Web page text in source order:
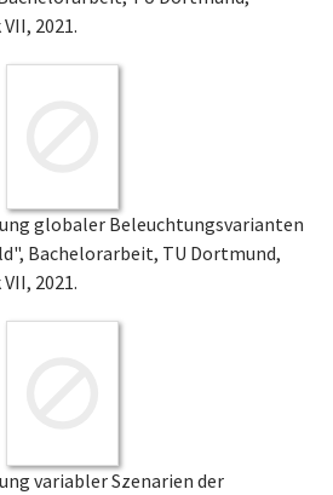
2021.
globaler Beleuchtungsvarianten
Bachelorarbeit, TU Dortmund,
2021.
variabler Szenarien der